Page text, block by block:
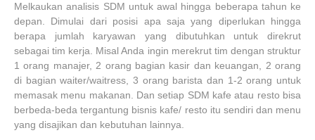
Melkaukan analisis SDM untuk awal hingga beberapa tahun ke
depan. Dimulai dari posisi apa saja yang diperlukan hingga
berapa jumlah karyawan yang dibutuhkan untuk direkrut
sebagai tim kerja. Misal Anda ingin merekrut tim dengan struktur
1 orang manajer, 2 orang bagian kasir dan keuangan, 2 orang
di bagian waiter/waitress, 3 orang barista dan 1-2 orang untuk
memasak menu makanan. Dan setiap SDM kafe atau resto bisa
berbeda-beda tergantung bisnis kafe/ resto itu sendiri dan menu
yang disajikan dan kebutuhan lainnya.